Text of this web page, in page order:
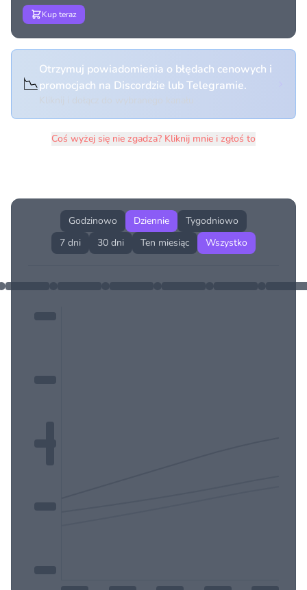
Kup teraz
📉
Otrzymuj powiadomienia o błędach cenowych i
promocjach na Discordzie lub Telegramie.
Coś wyżej się nie zgadza? Kliknij mnie i zgłoś to
Godzinowo Dziennie
Tygodniowo
7 dni
30 dni Ten miesiąc Wszystko